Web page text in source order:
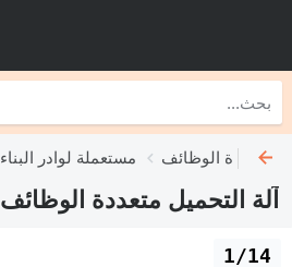
مستعملة لوادر البناء متعددة الوظائف
آلة التحميل متعددة الوظائف Kramer 5075
1/14